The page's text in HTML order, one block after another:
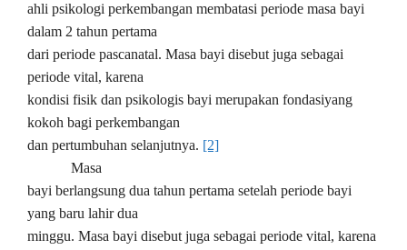
ahli psikologi perkembangan membatasi periode masa bayi
dalam 2 tahun pertama
dari periode pascanatal. Masa bayi disebut juga sebagai
periode vital, karena
kondisi fisik dan psikologis bayi merupakan fondasiyang
kokoh bagi perkembangan
dan pertumbuhan selanjutnya. [2]
Masa
bayi berlangsung dua tahun pertama setelah periode bayi
yang baru lahir dua
minggu. Masa bayi disebut juga sebagai periode vital, karena